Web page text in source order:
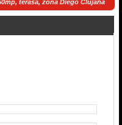
terasa, zona Diego Clujana